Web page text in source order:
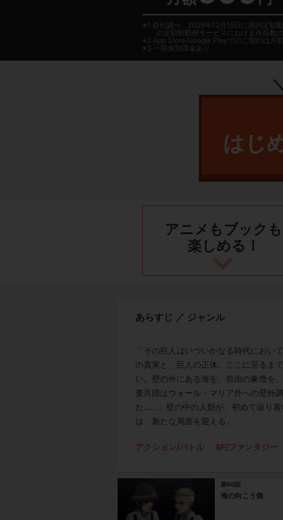
1 自社調べ。2025年12月15日に国内定額
の定額制動画サービスにおける作品数
2 App Store/Google Playでのご契約は月
3 一部個別課金あり
はじ
アニメもブックも
楽しめる！
あらすじ ／ ジャンル
「その巨人はいついかなる時代にお
の真実と、巨人の正体。ここに至るま
い。壁の外にある海を、自由の象徴を
査兵団はウォール・マリア外への壁外
た……」壁の中の人類が、初めて辿り
は、新たな局面を迎える。
アクション/バトル SF/ファンタジー
第60話
海の向こう側